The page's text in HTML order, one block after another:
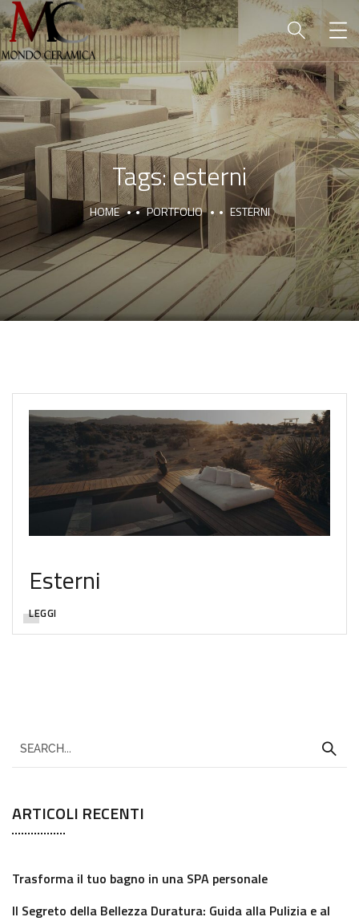
Tags:esterni
HOME PORTFOLIO ESTERNI
Esterni
LEGGI
ARTICOLI RECENTI
Trasforma il tuo bagno in una SPA personale
Il Segreto della Bellezza Duratura: Guida alla Pulizia e al